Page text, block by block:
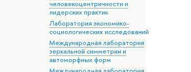
человекоцентричности и
лидерских практик
Лаборатория экономико-
социологических исследований
Международная лаборатория
зеркальной симметрии и
автоморфных форм